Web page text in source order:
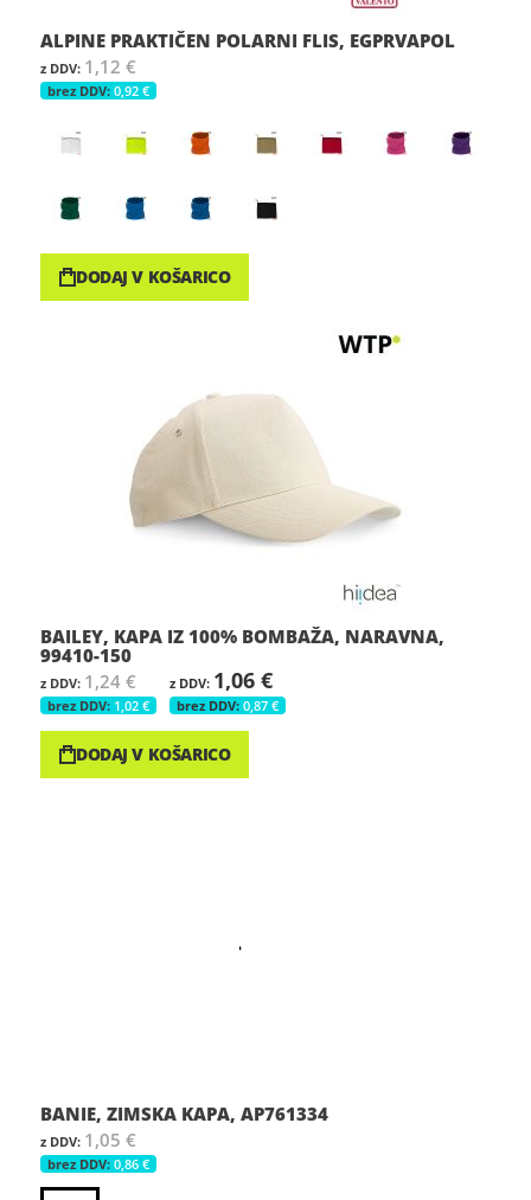
ALPINE PRAKTIČEN POLARNI FLIS, EGPRVAPOL
1,12 €
0,92 €
DODAJ V KOŠARICO
BAILEY, KAPA IZ 100% BOMBAŽA, NARAVNA,
99410-150
1,24 €
1,02 €
1,06 €
0,87 €
DODAJ V KOŠARICO
BANIE, ZIMSKA KAPA, AP761334
1,05 €
0,86 €